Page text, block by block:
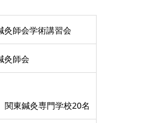
灸師会学術講習会
灸師会
東鍼灸専門学校20名